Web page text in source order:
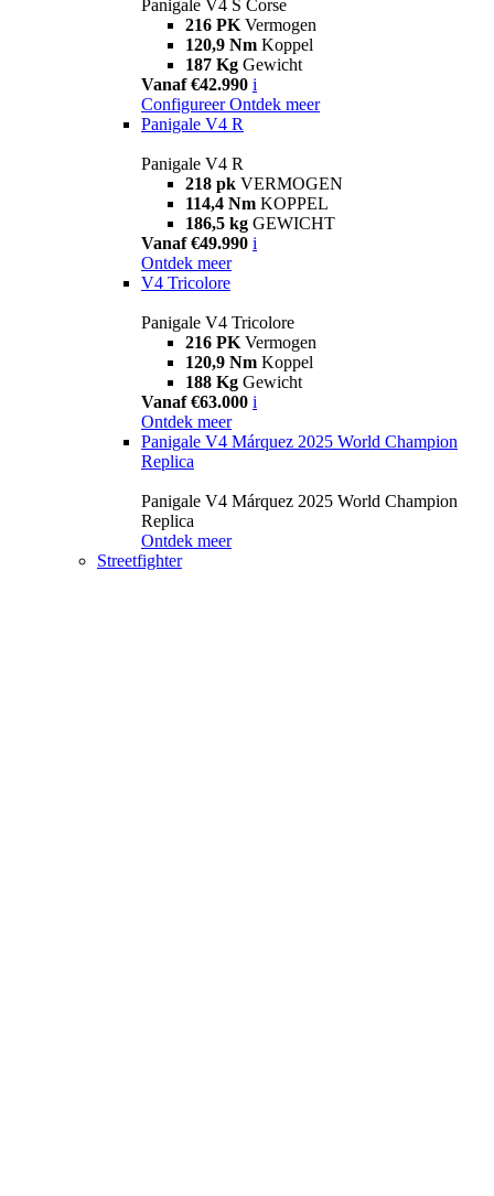
Panigale V4 S Corse
216 PK Vermogen
120,9 Nm Koppel
187 Kg Gewicht
Vanaf €42.990 i
Configureer Ontdek meer
Panigale V4 R
Panigale V4 R
218 pk VERMOGEN
114,4 Nm KOPPEL
186,5 kg GEWICHT
Vanaf €49.990 i
Ontdek meer
V4 Tricolore
Panigale V4 Tricolore
216 PK Vermogen
120,9 Nm Koppel
188 Kg Gewicht
Vanaf €63.000 i
Ontdek meer
Panigale V4 Márquez 2025 World Champion
Replica
Panigale V4 Márquez 2025 World Champion
Replica
Ontdek meer
Streetfighter